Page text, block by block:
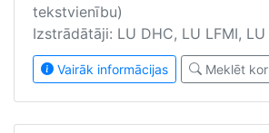
tekstvienību)
Izstrādātāji: LU DHC, LU LFMI, LU
Vairāk informācijas Meklēt